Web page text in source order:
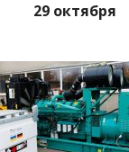
29 октября